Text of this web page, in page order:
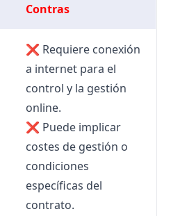
Contras
❌ Requiere conexión
a internet para el
control y la gestión
online.
❌ Puede implicar
costes de gestión o
condiciones
específicas del
contrato.